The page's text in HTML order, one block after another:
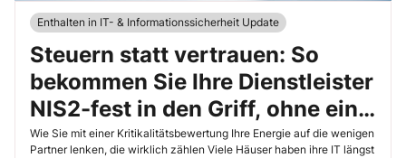
Enthalten in IT- & Informationssicherheit Update
Steuern statt vertrauen: So
bekommen Sie Ihre Dienstleister
NIS2-fest in den Griff, ohne ein
Bürokratiemonster zu bauen
Wie Sie mit einer Kritikalitätsbewertung Ihre Energie auf die wenigen
Partner lenken, die wirklich zählen Viele Häuser haben ihre IT längst